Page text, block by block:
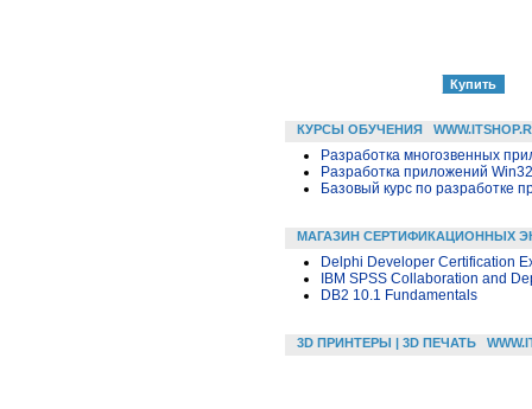
КУРСЫ ОБУЧЕНИЯ
Разработка многозвенных
Разработка приложений
Базовый курс по разработке
МАГАЗИН СЕРТИФИКАЦИОННЫХ
Delphi Developer Certification
IBM SPSS Collaboration and
DB2 10.1 Fundamentals
3D ПРИНТЕРЫ | 3D ПЕЧАТЬ